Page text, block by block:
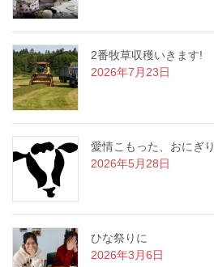
2番牧草収穫いきます!
2026年7月23日
愛情こもった、おにぎり
2026年5月28日
ひな祭りに
2026年3月6日